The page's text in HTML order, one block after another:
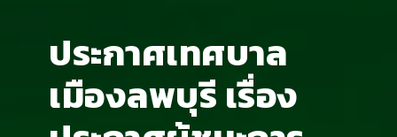
ประกาศเทศบาล
เมืองลพบุรี เรื่อง